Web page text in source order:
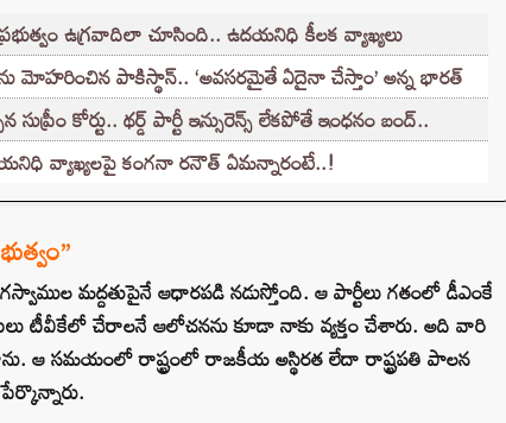
ఉగ్రవాదిలా చూసింది.. ఉదయనిధి కీలక వ్యాఖ్యలు
మోహరించిన పాకిస్థాన్.. ‘అవసరమైతే ఏదైనా చేస్తాం’ అన్న భారత్
కోర్టు.. థర్డ్ పార్టీ ఇన్సురెన్స్ లేకపోతే ఇంధనం బంద్..
వ్యాఖ్యలపై కంగనా రనౌత్ ఏమన్నారంటే..!
మద్దతుపైనే ఆధారపడి నడుస్తోంది. ఆ పార్టీలు గతంలో డీఎంకే
చేరాలనే ఆలోచనను కూడా నాకు వ్యక్తం చేశారు. అది వారి
ఆ సమయంలో రాష్ట్రంలో రాజకీయ అస్థిరత లేదా రాష్ట్రపతి పాలన